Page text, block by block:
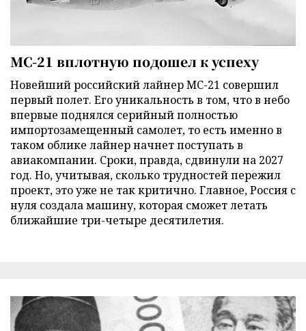
МС-21 вплотную подошел к успеху
Новейший российский лайнер МС-21 совершил
первый полет. Его уникальность в том, что в небо
впервые поднялся серийный полностью
импортозамещенный самолет, то есть именно в
таком облике лайнер начнет поступать в
авиакомпании. Сроки, правда, сдвинули на 2027
год. Но, учитывая, сколько трудностей пережил
проект, это уже не так критично. Главное, Россия с
нуля создала машину, которая сможет летать
ближайшие три-четыре десятилетия.